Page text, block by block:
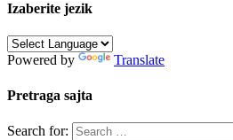
Izaberite jezik
Powered by Translate
Pretraga sajta
Search for: